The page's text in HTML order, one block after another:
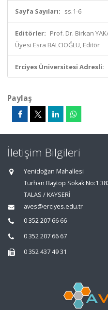
Sayfa Sayıları: ss.1-6
Editörler: Prof. Dr. Birkan
Üyesi Esra BALCIOĞLU, Editör
Erciyes Üniversitesi Adresli:
Paylaş
İletişim Bilgileri
Yenidoğan Mahallesi
Turhan Baytop Sokak No:1
TALAS / KAYSERİ
aves@erciyes.edu.tr
0 352 207 66 66
0 352 207 66 67
0 352 437 49 31